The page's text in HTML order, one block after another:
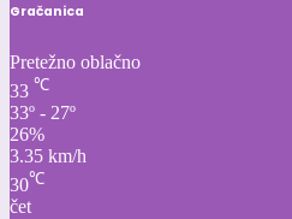
Gračanica
Pretežno oblačno
33 ℃
33º - 27º
26%
3.35 km/h
30℃
čet